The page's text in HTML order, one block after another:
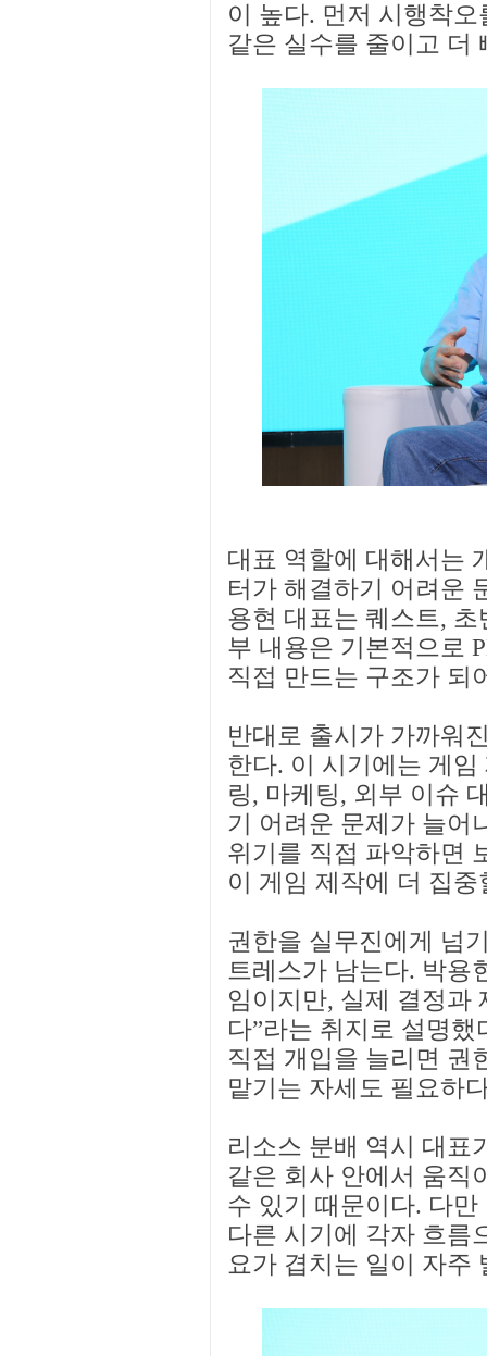
이 높다. 먼저 시행착
같은 실수를 줄이고 더
대표 역할에 대해서는
터가 해결하기 어려운
용현 대표는 퀘스트,
부 내용은 기본적으로
직접 만드는 구조가 되
반대로 출시가 가까워
한다. 이 시기에는 게
링, 마케팅, 외부 이슈
기 어려운 문제가 늘어
위기를 직접 파악하면
이 게임 제작에 더 집
권한을 실무진에게 넘
트레스가 남는다. 박용
임이지만, 실제 결정과
다”라는 취지로 설명
직접 개입을 늘리면 권
맡기는 자세도 필요하
리소스 분배 역시 대표
같은 회사 안에서 움직
수 있기 때문이다. 다
다른 시기에 각자 흐름
요가 겹치는 일이 자주